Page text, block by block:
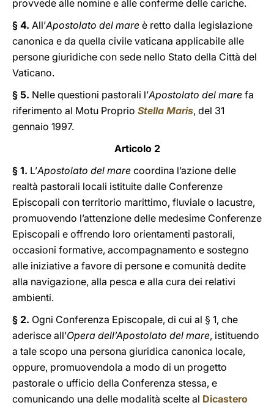
provvede alle nomine e alle conferme delle cariche.
§ 4. All’Apostolato del mare è retto dalla legislazione
canonica e da quella civile vaticana applicabile alle
persone giuridiche con sede nello Stato della Città del
Vaticano.
§ 5. Nelle questioni pastorali l’Apostolato del mare fa
riferimento al Motu Proprio Stella Maris, del 31
gennaio 1997.
Articolo 2
§ 1. L’Apostolato del mare coordina l’azione delle
realtà pastorali locali istituite dalle Conferenze
Episcopali con territorio marittimo, fluviale o lacustre,
promuovendo l’attenzione delle medesime Conferenze
Episcopali e offrendo loro orientamenti pastorali,
occasioni formative, accompagnamento e sostegno
alle iniziative a favore di persone e comunità dedite
alla navigazione, alla pesca e alla cura dei relativi
ambienti.
§ 2. Ogni Conferenza Episcopale, di cui al § 1, che
aderisce all’Opera dell’Apostolato del mare, istituendo
a tale scopo una persona giuridica canonica locale,
oppure, promuovendola a modo di un progetto
pastorale o ufficio della Conferenza stessa, e
comunicando una delle modalità scelte al Dicastero